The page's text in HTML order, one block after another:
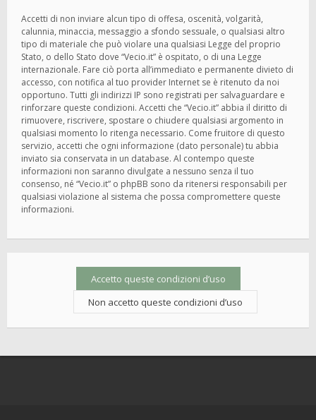
Accetti di non inviare alcun tipo di offesa, oscenità, volgarità,
calunnia, minaccia, messaggio a sfondo sessuale, o qualsiasi altro
tipo di materiale che può violare una qualsiasi Legge del proprio
Stato, o dello Stato dove “Vecio.it” è ospitato, o di una Legge
internazionale. Fare ciò porta all’immediato e permanente divieto di
accesso, con notifica al tuo provider Internet se è ritenuto da noi
opportuno. Tutti gli indirizzi IP sono registrati per salvaguardare e
rinforzare queste condizioni. Accetti che “Vecio.it” abbia il diritto di
rimuovere, riscrivere, spostare o chiudere qualsiasi argomento in
qualsiasi momento lo ritenga necessario. Come fruitore di questo
servizio, accetti che ogni informazione (dato personale) tu abbia
inviato sia conservata in un database. Al contempo queste
informazioni non saranno divulgate a nessuno senza il tuo
consenso, né “Vecio.it” o phpBB sono da ritenersi responsabili per
qualsiasi violazione al sistema che possa compromettere queste
informazioni.